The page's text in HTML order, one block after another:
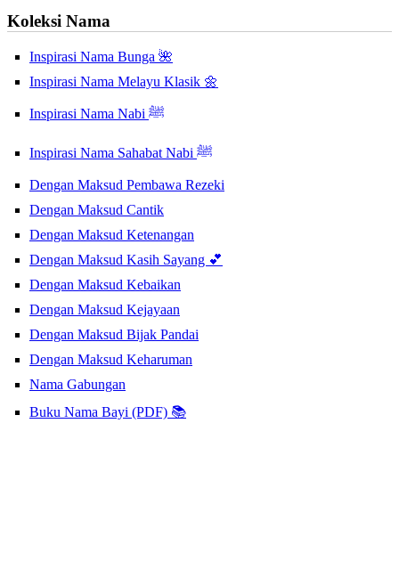
Koleksi Nama
Inspirasi Nama Bunga 🌺
Inspirasi Nama Melayu Klasik 🌼
Inspirasi Nama Nabi ﷺ
Inspirasi Nama Sahabat Nabi ﷺ
Dengan Maksud Pembawa Rezeki
Dengan Maksud Cantik
Dengan Maksud Ketenangan
Dengan Maksud Kasih Sayang 💕
Dengan Maksud Kebaikan
Dengan Maksud Kejayaan
Dengan Maksud Bijak Pandai
Dengan Maksud Keharuman
Nama Gabungan
Buku Nama Bayi (PDF) 📚